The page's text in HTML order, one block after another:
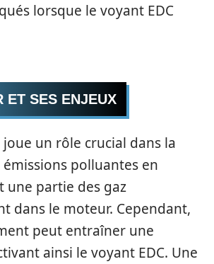
lorsque le voyant EDC
ET SES ENJEUX
joue un rôle crucial dans la
polluantes en
une partie des gaz
dans le moteur. Cependant,
peut entraîner une
ainsi le voyant EDC. Une